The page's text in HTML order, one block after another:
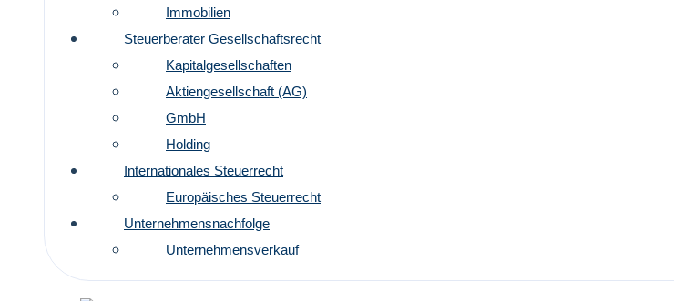
Immobilien
Steuerberater Gesellschaftsrecht
Kapitalgesellschaften
Aktiengesellschaft (AG)
GmbH
Holding
Internationales Steuerrecht
Europäisches Steuerrecht
Unternehmensnachfolge
Unternehmensverkauf